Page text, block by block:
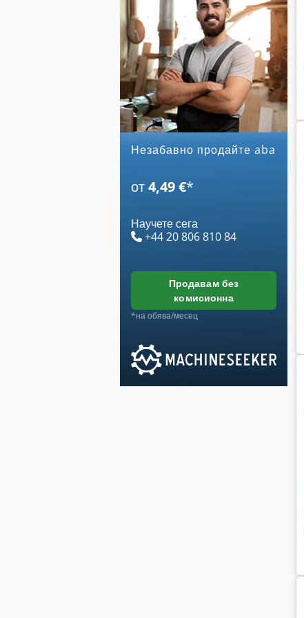
Незабавно продайте aba
от4,49 €*
Научете сега
+44 20 806 810 84
продавам без
комисионна
*на обява/месец